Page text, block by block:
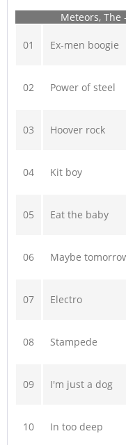
Meteors, The
01 Ex-men boogie
02 Power of steel
03 Hoover rock
04 Kit boy
05 Eat the baby
06 Maybe
07 Electro
08 Stampede
09 I'm just a dog
10 In too deep